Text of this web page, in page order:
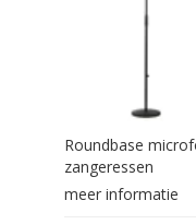
Roundbase
zangeressen
meer informatie